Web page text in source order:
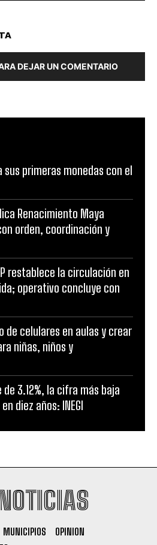
DEJAR UN COMENTARIO
sus primeras monedas con el
Renacimiento Maya
orden, coordinación y
restablece la circulación en
operativo concluye con
de celulares en aulas y crear
niñas, niños y
3.12%, la cifra más baja
diez años: INEGI
MUNICIPIOS
OPINION